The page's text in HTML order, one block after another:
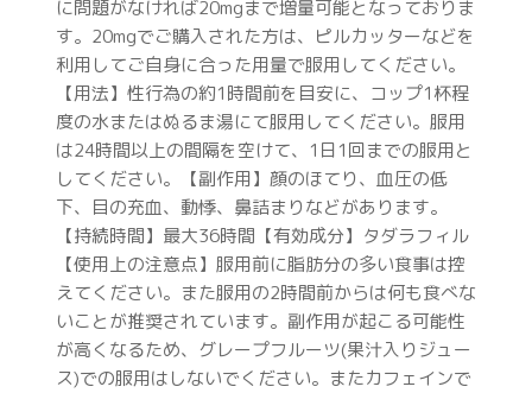
に問題がなければ20mgまで増量可能となっておりま
す。20mgでご購入された方は、ピルカッターなどを
利用してご自身に合った用量で服用してください。
【用法】性行為の約1時間前を目安に、コップ1杯程
度の水またはぬるま湯にて服用してください。服用
は24時間以上の間隔を空けて、1日1回までの服用と
してください。【副作用】顔のほてり、血圧の低
下、目の充血、動悸、鼻詰まりなどがあります。
【持続時間】最大36時間【有効成分】タダラフィル
【使用上の注意点】服用前に脂肪分の多い食事は控
えてください。また服用の2時間前からは何も食べな
いことが推奨されています。副作用が起こる可能性
が高くなるため、グレープフルーツ(果汁入りジュー
ス)での服用はしないでください。またカフェインで